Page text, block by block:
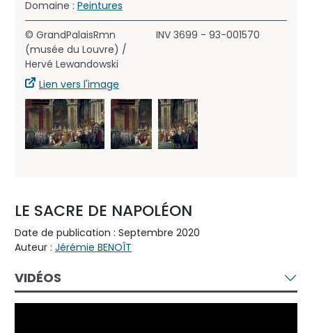
Domaine : Peintures
© GrandPalaisRmn
(musée du Louvre) /
Hervé Lewandowski
Lien vers l'image
INV 3699 - 93-001570
LE SACRE DE NAPOLÉON
Date de publication : Septembre 2020
Auteur : Jérémie BENOÎT
VIDÉOS